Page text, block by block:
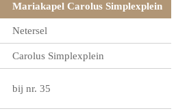
Mariakapel Carolus Simplexplein
Netersel
Carolus Simplexplein
bij nr. 35